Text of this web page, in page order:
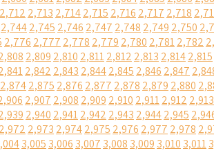
2,712 2,713 2,7142,715 2,716 2,717 2,718
2,7442,745 2,746 2,747 2,748 2,749 2,750
2,776 2,777 2,778 2,779 2,780 2,7812,782
2,809 2,810 2,8112,812 2,813 2,8142,815
2,842 2,843 2,8442,845 2,846 2,847
2,8742,875 2,876 2,877 2,878 2,879 2,880
2,907 2,908 2,909 2,910 2,9112,912 2,913
2,940 2,9412,942 2,943 2,9442,945
2,972 2,973 2,9742,975 2,976 2,977 2,978
3,005 3,006 3,007 3,008 3,009 3,010 3,011